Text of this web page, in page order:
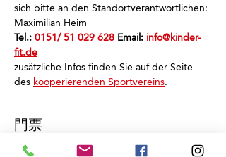
sich bitte an den Standortverantwortlichen:
Maximilian Heim
Tel.: 0151/ 51 029 628 Email: info@kinder-
fit.de
zusätzliche Infos finden Sie auf der Seite
des kooperierenden Sportvereins.
門票